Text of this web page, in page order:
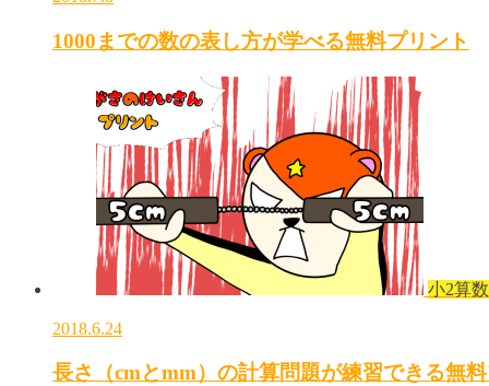
1000までの数の表し方が学べる無料プリント
小2算数
2018.6.24
長さ（cmとmm）の計算問題が練習できる無